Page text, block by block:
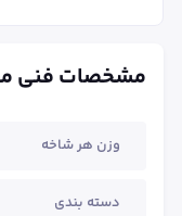
مشخصات فنی
وزن هر شاخه
دسته بندی